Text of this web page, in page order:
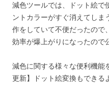
減色ツールでは、ドット絵で
ントカラーがすぐ消えてしま
作をしていて不便だったので
効率が爆上がりになったので
減色に関する様々な便利機能
更新】ドット絵変換もできる